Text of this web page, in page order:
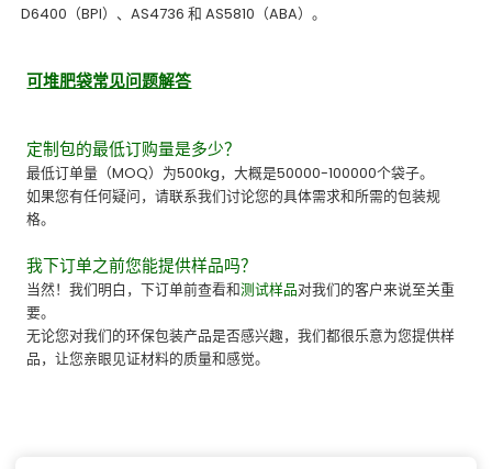
D6400（BPI）、AS4736 和 AS5810（ABA）。
可堆肥袋常见问题解答
定制包的最低订购量是多少？
最低订单量（MOQ）为500kg，大概是50000-100000个袋子。
如果您有任何疑问，请联系我们讨论您的具体需求和所需的包装规
格。
我下订单之前您能提供样品吗？
当然！我们明白，下订单前查看和测试样品对我们的客户来说至关重
要。
无论您对我们的环保包装产品是否感兴趣，我们都很乐意为您提供样
品，让您亲眼见证材料的质量和感觉。